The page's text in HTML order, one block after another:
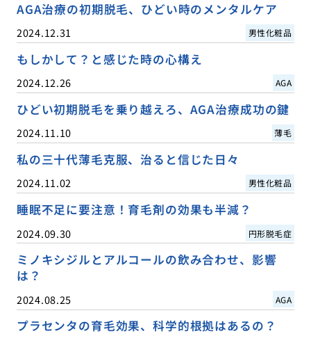
AGA治療の初期脱毛、ひどい時のメンタルケア
2024.12.31 男性化粧品
もしかして？と感じた時の心構え
2024.12.26 AGA
ひどい初期脱毛を乗り越えろ、AGA治療成功の鍵
2024.11.10 薄毛
私の三十代薄毛克服、治ると信じた日々
2024.11.02 男性化粧品
睡眠不足に要注意！育毛剤の効果も半減？
2024.09.30 円形脱毛症
ミノキシジルとアルコールの飲み合わせ、影響
は？
2024.08.25 AGA
プラセンタの育毛効果、科学的根拠はあるの？